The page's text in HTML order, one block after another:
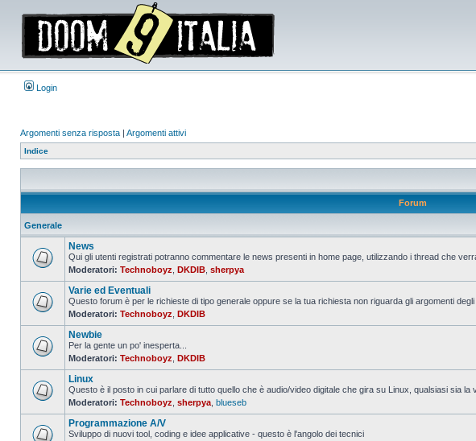
Login
Argomenti senza risposta | Argomenti attivi
Indice
Forum
Generale
Nessun
messaggio
da
leggere
News
Qui gli utenti registrati potranno commentare le news presenti in home page, utilizzando i thread che
Moderatori: Technoboyz DKDIB sherpya
Nessun
messaggio
da
leggere
Varie ed Eventuali
Questo forum è per le richieste di tipo generale oppure se la tua richiesta non riguarda gli argomenti
Moderatori: Technoboyz DKDIB
Nessun
messaggio
leggere
Newbie
Per la gente un po' inesperta...
Moderatori: Technoboyz DKDIB
Nessun
messaggio
da
leggere
Linux
Questo è il posto in cui parlare di tutto quello che è audio/video digitale che gira su Linux, qualsiasi sia la
Moderatori: Technoboyz sherpya blueseb
Programmazione A/V
Sviluppo di nuovi tool, coding e idee applicative - questo è l'angolo dei tecnici